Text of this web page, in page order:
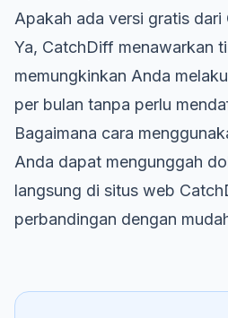
Apakah ada versi gratis dari
Ya, CatchDiff menawarkan
memungkinkan Anda
per bulan tanpa perlu
Bagaimana cara
Anda dapat mengunggah
langsung di situs web
perbandingan dengan